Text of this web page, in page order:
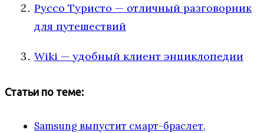
Руссо Туристо — отличный разговорник
для путешествий
Wiki — удобный клиент энциклопедии
Статьи по теме:
Samsung выпустит смарт-браслет,